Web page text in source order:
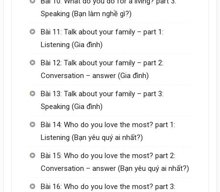
Speaking (Bạn làm nghề gì?)
Bài 11: Talk about your family – part 1:
Listening (Gia đình)
Bài 12: Talk about your family – part 2:
Conversation – answer (Gia đình)
Bài 13: Talk about your family – part 3:
Speaking (Gia đình)
Bài 14: Who do you love the most? part 1:
Listening (Bạn yêu quý ai nhất?)
Bài 15: Who do you love the most? part 2:
Conversation – answer (Bạn yêu quý ai nhất?)
Bài 16: Who do you love the most? part 3: